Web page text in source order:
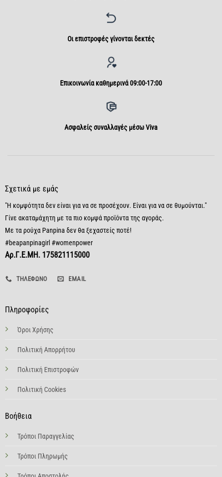
Οι επιστροφές γίνονται δεκτές
Επικοινωνία καθημερινά 09:00-17:00
Aσφαλείς συναλλαγές μέσω Viva
Σχετικά με εμάς
"Η κομψότητα δεν είναι για να σε προσέχουν. Είναι για να σε θυμούνται."
Γίνε ακαταμάχητη με τα πιο κομψά προϊόντα της αγοράς.
Με τα ρούχα Panpina δεν θα ξεχαστείς ποτέ!
#beapanpinagirl #womenpower
Αρ.Γ.Ε.ΜΗ. 175821115000
ΤΗΛΈΦΩΝΟ EMAIL
Πληροφορίες
Όροι Χρήσης
Πολιτική Απορρήτου
Πολιτική Επιστροφών
Πολιτική Cookies
Βοήθεια
Τρόποι Παραγγελίας
Τρόποι Πληρωμής